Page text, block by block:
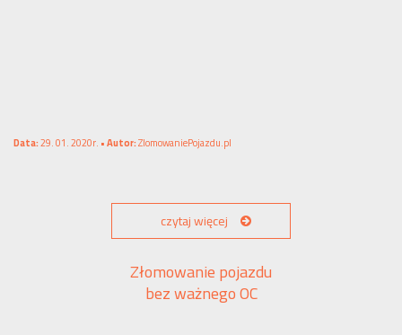
Data:29. 01. 2020r. •Autor:ZlomowaniePojazdu.pl
czytaj więcej
Złomowanie pojazdu
bez ważnego OC